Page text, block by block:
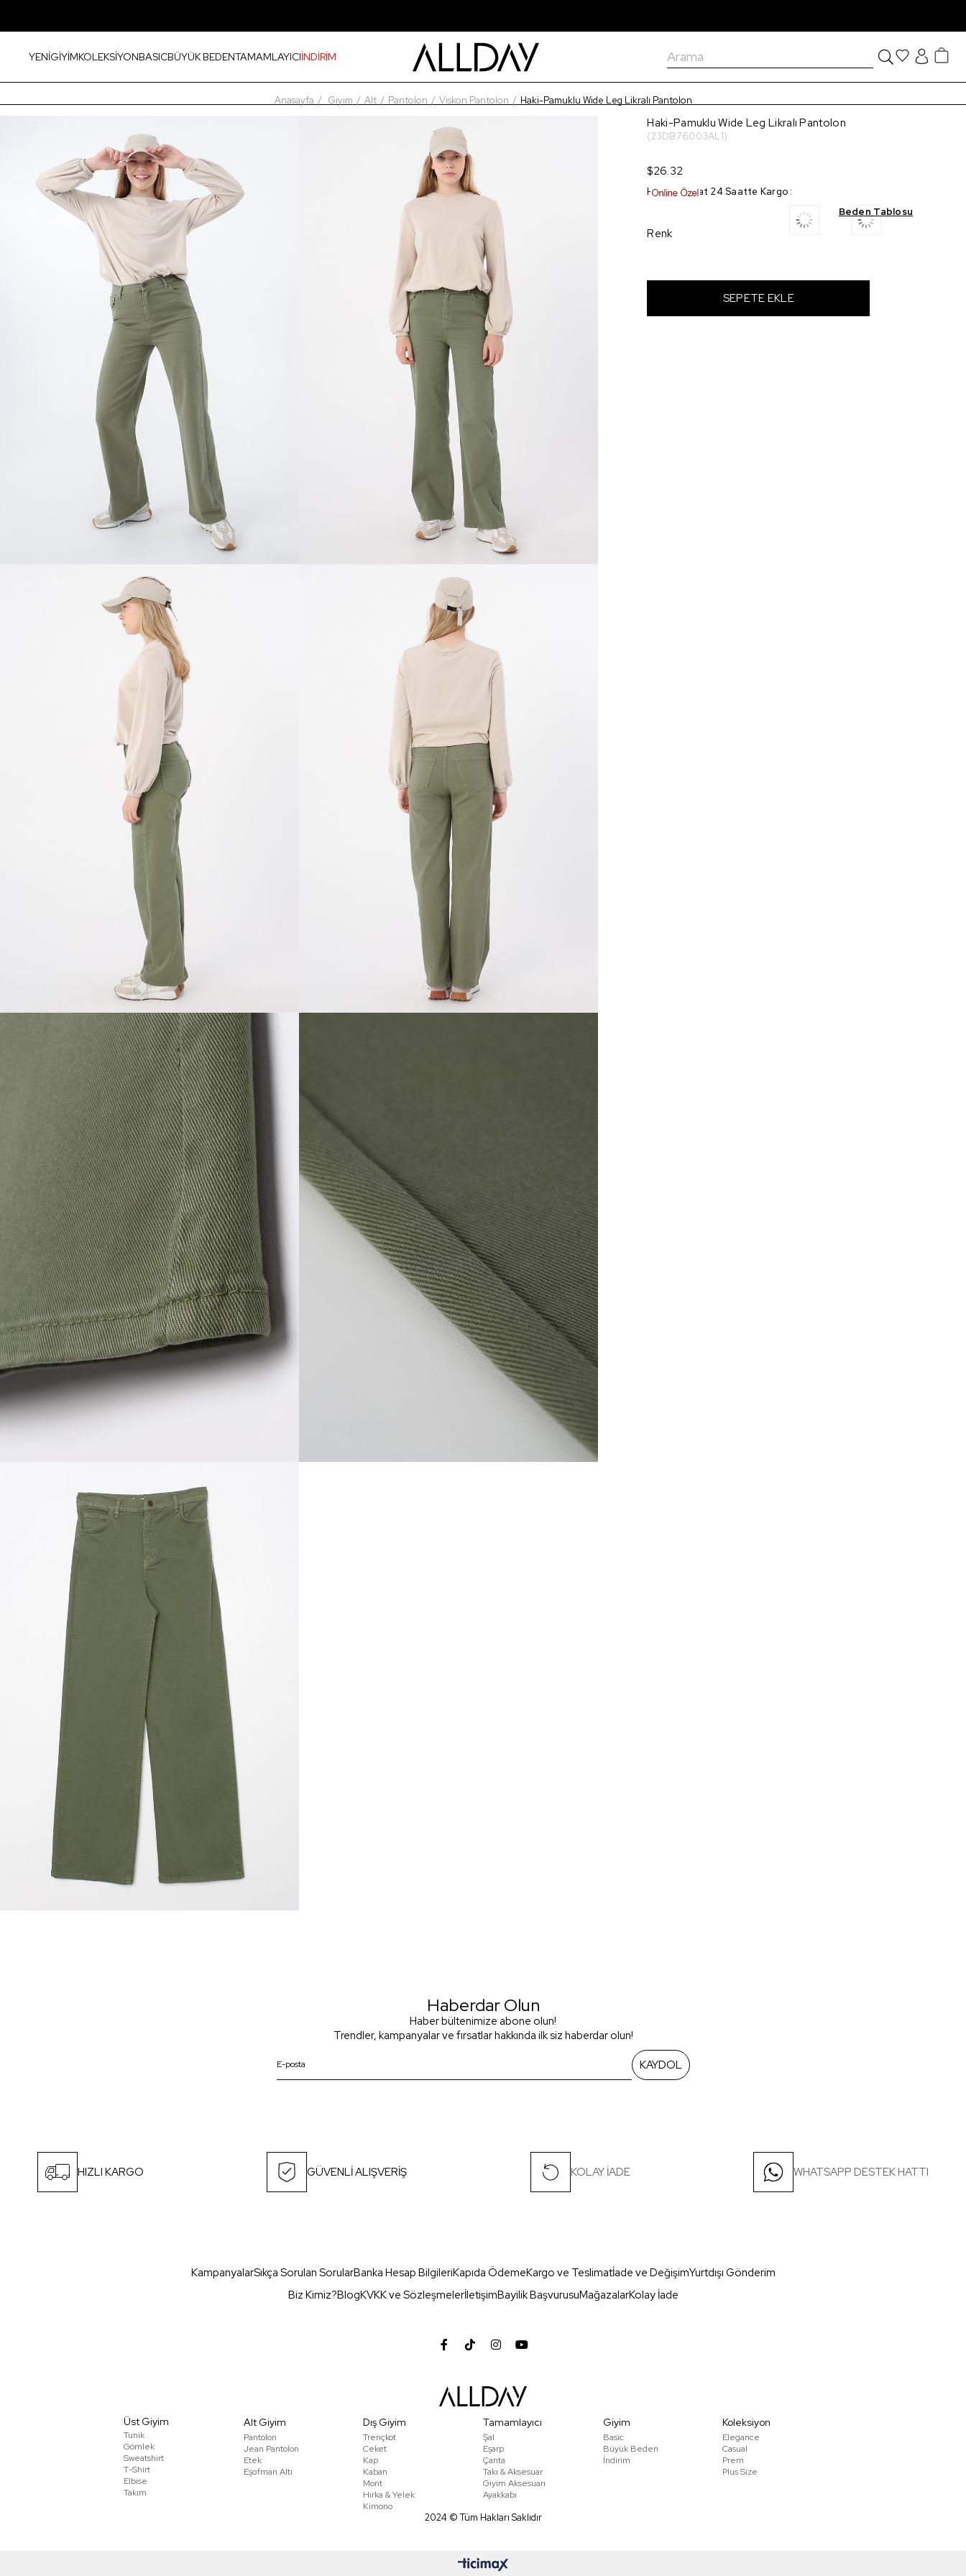
YENİGİYİMKOLEKSİYONBASICBÜYÜK BEDENTAMAMLAYICIİNDİRİM
Anasayfa Giyim Alt Pantolon Viskon Pantolon Haki-Pamuklu Wide Leg Likralı Pantolon
Haki-Pamuklu Wide Leg Likralı Pantolon
(23DB76003AL1)
$26.32
Hızlı Teslimat 24 Saatte Kargo :
Beden Tablosu
Renk
Haberdar Olun
Haber bültenimize abone olun!
Trendler, kampanyalar ve fırsatlar hakkında ilk siz haberdar olun!
KAYDOL
HIZLI KARGO GÜVENLİ ALIŞVERİŞ KOLAY İADE WHATSAPP DESTEK HATTI
KampanyalarSıkça Sorulan SorularBanka Hesap BilgileriKapıda ÖdemeKargo ve Teslimatİade ve DeğişimYurtdışı Gönderim
Biz Kimiz?BlogKVKK ve SözleşmelerİletişimBayilik BaşvurusuMağazalarKolay İade
Üst Giyim
Tunik
Gömlek
Sweatshirt
T-Shirt
Elbise
Takım
Alt Giyim
Pantolon
Jean Pantolon
Etek
Eşofman Altı
Dış Giyim
Trençkot
Ceket
Kap
Kaban
Mont
Hırka & Yelek
Kimono
Tamamlayıcı
Şal
Eşarp
Çanta
Takı & Aksesuar
Giyim Aksesuarı
Ayakkabı
Giyim
Basic
Büyük Beden
İndirim
Koleksiyon
Elegance
Casual
Prem
Plus Size
2024 © Tüm Hakları Saklıdır